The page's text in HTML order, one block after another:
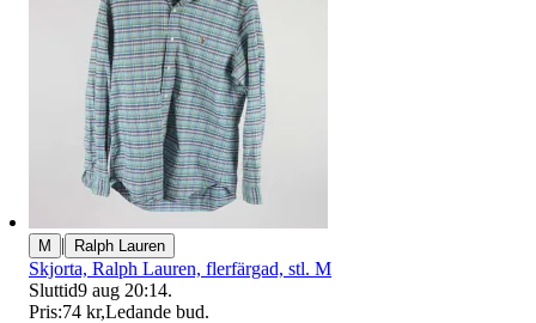
M | Ralph Lauren
Skjorta, Ralph Lauren, flerfärgad, stl. M
Sluttid9 aug 20:14.
Pris:74 kr,Ledande bud.